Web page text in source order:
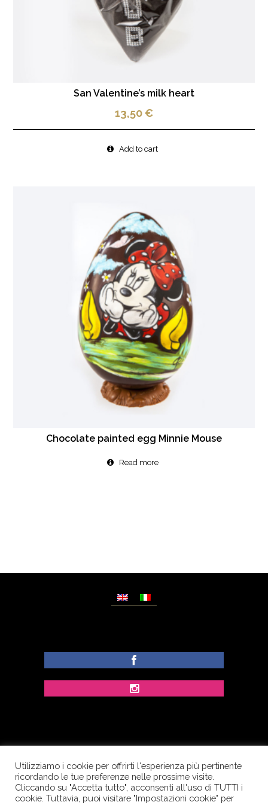
San Valentine’s milk heart
13,50€
Add to cart
Chocolate painted egg Minnie Mouse
Read more
© Copyright Dolcezze di Ferrentino A. - P.IVA
IT02609400656 - Tutti i diritti riservati.
Corso Palatucci, 65 - 84013 Cava de’ Tirreni (SA) -
Utilizziamo i cookie per offrirti l'esperienza più pertinente
ricordando le tue preferenze nelle prossime visite.
Cliccando su "Accetta tutto", acconsenti all'uso di TUTTI i
cookie. Tuttavia, puoi visitare "Impostazioni cookie" per